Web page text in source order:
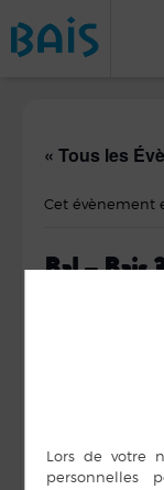
« Tous les
Cet évènement
Bal – Bais
18 mars 2018
Heure :